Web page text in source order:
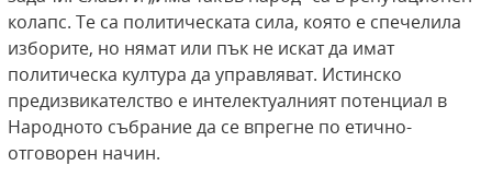
колапс. Tе са политическата сила, която е спечелила
изборите, но нямат или пък не искат да имат
политическа култура да управляват. Истинско
предизвикателство е интелектуалният потенциал в
Народното събрание да се впрегне по етично-
отговорен начин.